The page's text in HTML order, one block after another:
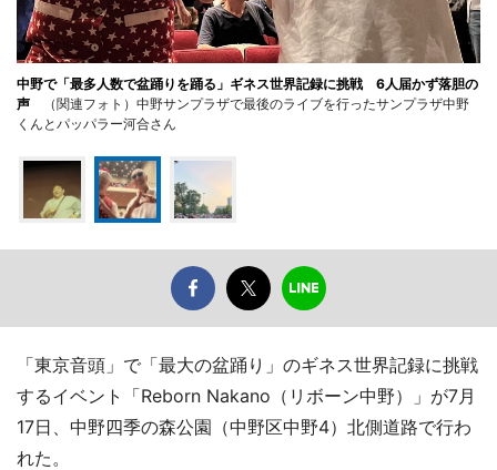
中野で「最多人数で盆踊りを踊る」ギネス世界記録に挑戦 6人届かず落胆の
声 （関連フォト）中野サンプラザで最後のライブを行ったサンプラザ中野
くんとパッパラー河合さん
「東京音頭」で「最大の盆踊り」のギネス世界記録に挑戦
するイベント「Reborn Nakano（リボーン中野）」が7月
17日、中野四季の森公園（中野区中野4）北側道路で行わ
れた。